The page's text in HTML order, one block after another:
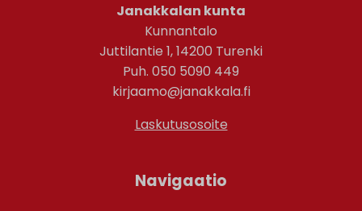
Janakkalan kunta
Kunnantalo
Juttilantie 1, 14200 Turenki
Puh. 050 5090 449
kirjaamo@janakkala.fi
Laskutusosoite
Navigaatio